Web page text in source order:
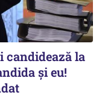
candidează la
și eu!